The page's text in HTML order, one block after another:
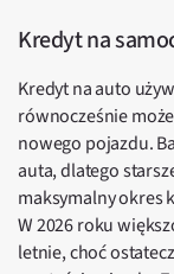
Kredyt na
Kredyt na auto
równocześnie
nowego pojazdu.
auta, dlatego
maksymalny okres
W 2026 roku
letnie, choć